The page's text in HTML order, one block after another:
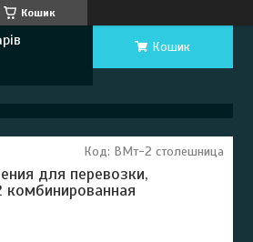
Кошик
Кошик
для перевозки,
Код: ВМт-2 столешница